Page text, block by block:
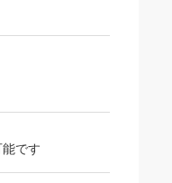
です